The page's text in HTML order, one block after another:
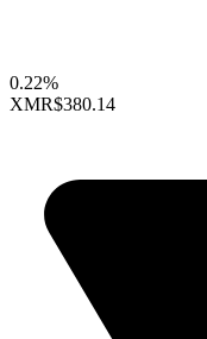
0.22%
XMR$380.14